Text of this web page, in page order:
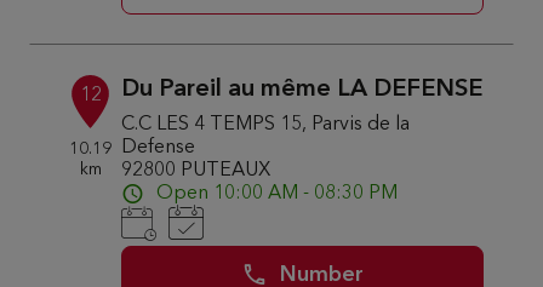
12
10.19
km
Du Pareil au même LA DEFENSE
C.C LES 4 TEMPS 15, Parvis de la
Defense
92800 PUTEAUX
Open 10:00 AM - 08:30 PM
Number